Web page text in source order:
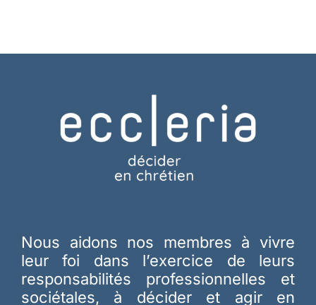
Nous aidons nos membres à vivre
leur foi dans l’exercice de leurs
responsabilités professionnelles et
sociétales, à décider et agir en